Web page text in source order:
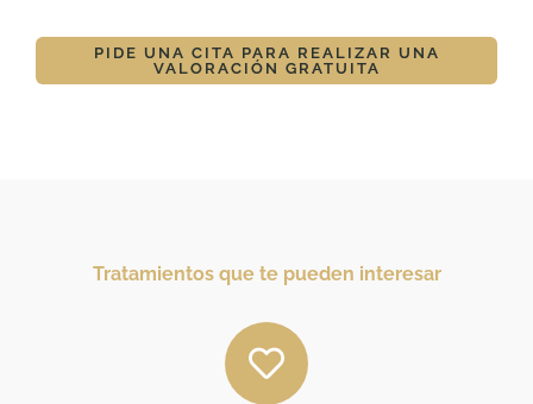
PIDE UNA CITA PARA REALIZAR UNA
VALORACIÓN GRATUITA
Tratamientos que te pueden interesar